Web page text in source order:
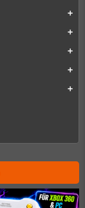
add
add
add
add
add